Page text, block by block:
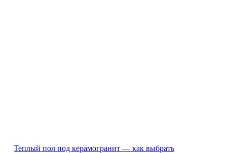
Теплый пол под керамогранит — как выбрать